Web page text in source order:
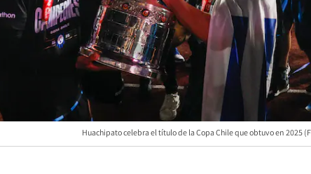
Huachipato celebra el título de la Copa Chile que obtuvo en 2025